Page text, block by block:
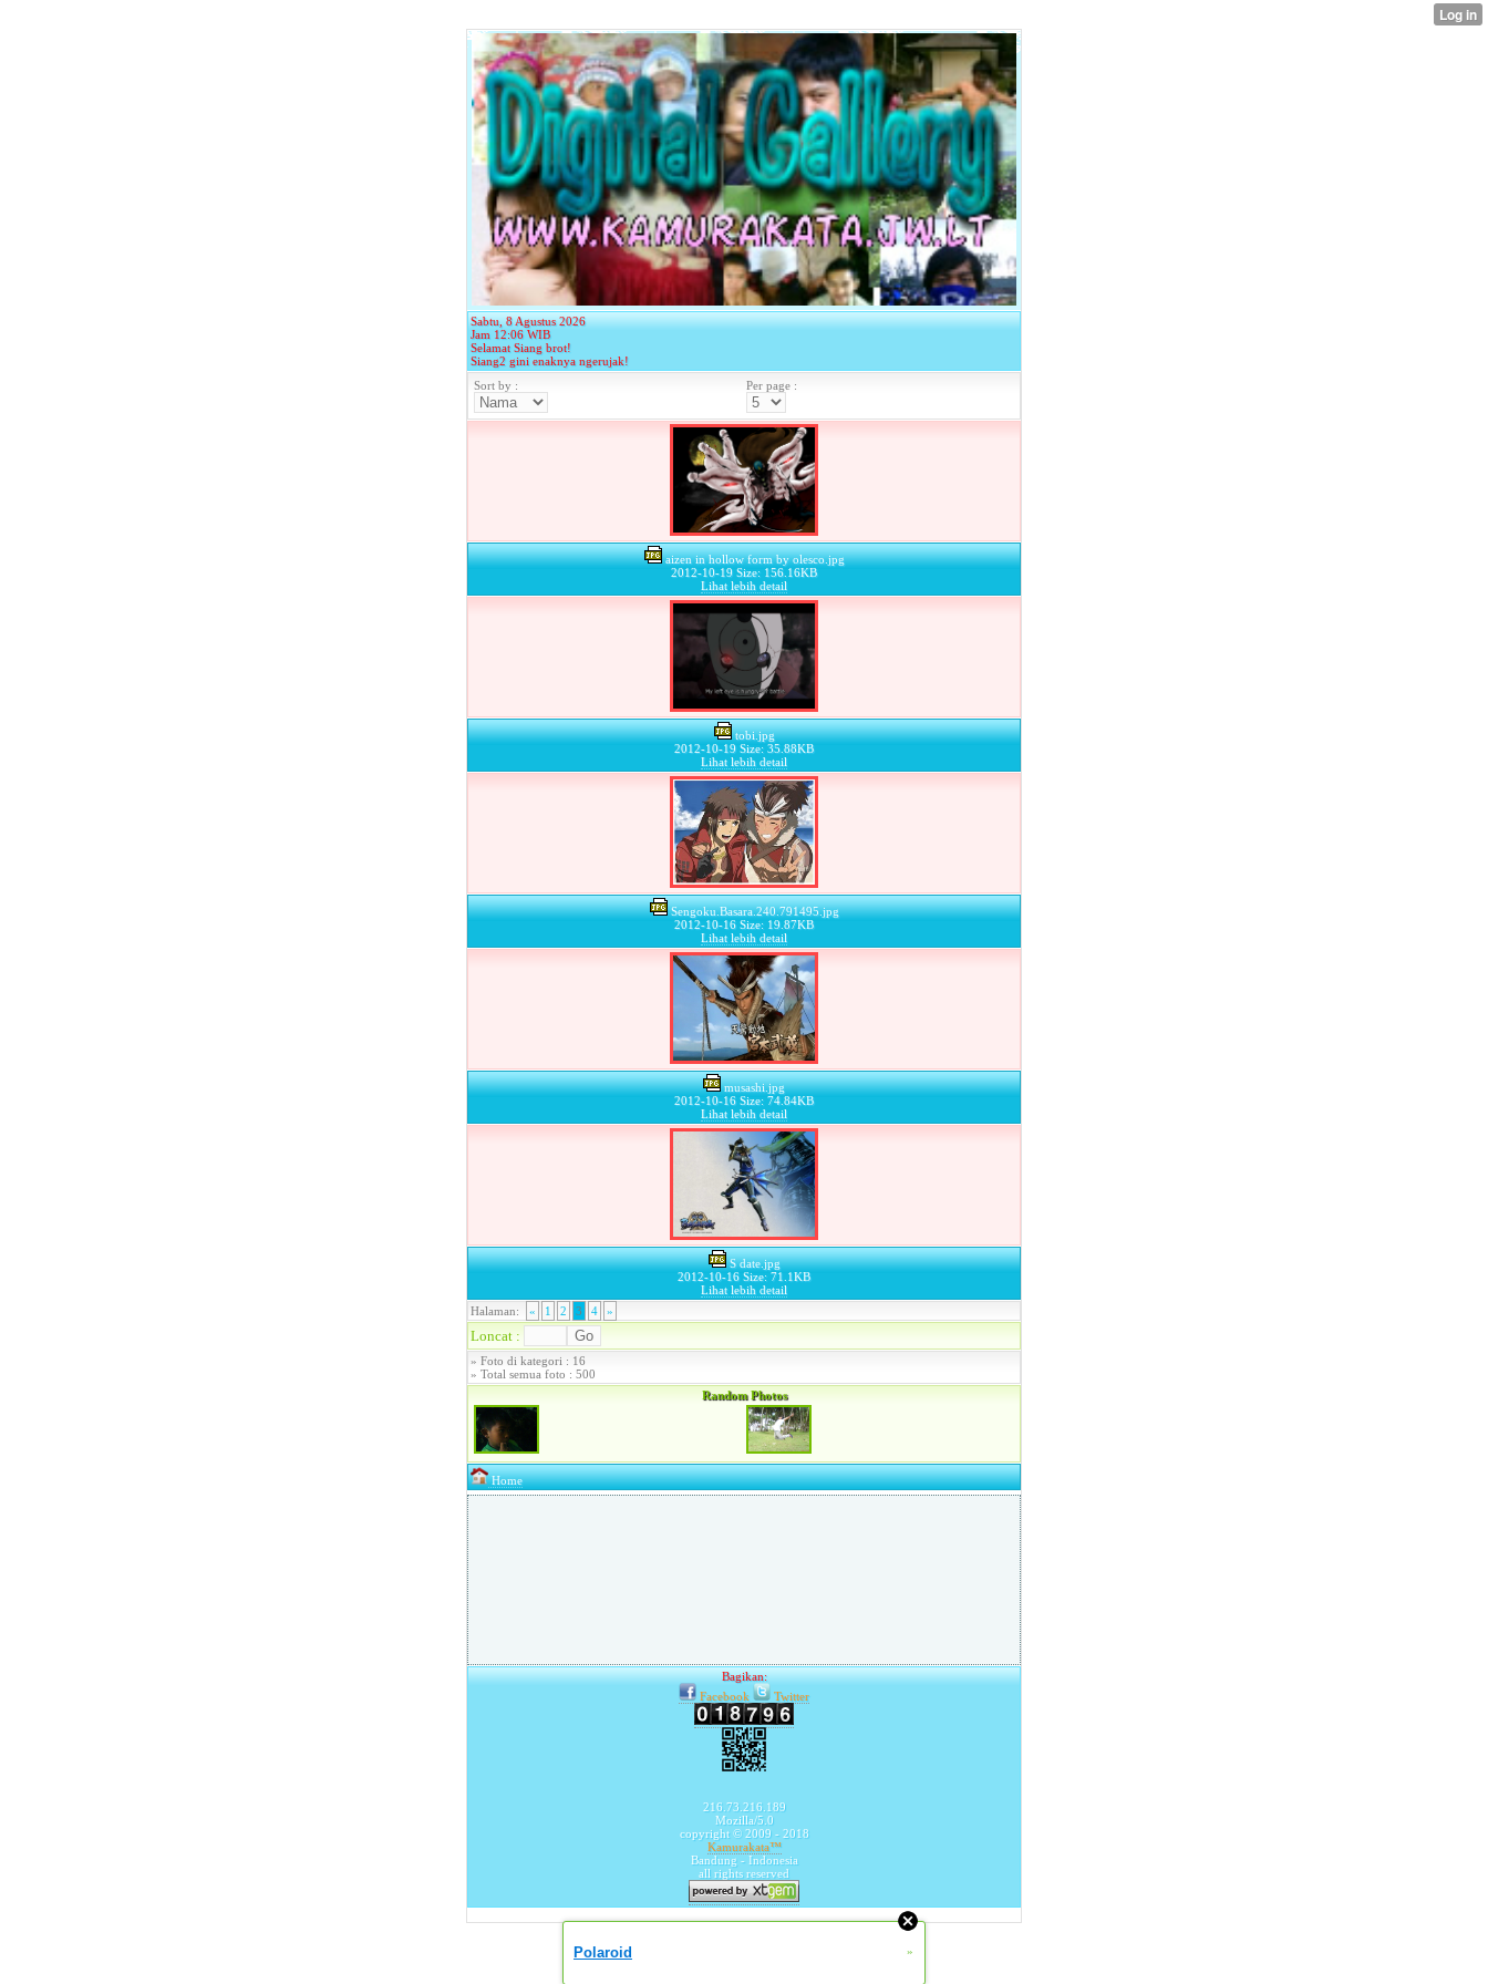
Sabtu, 8 Agustus 2026
Jam 12:06 WIB
Selamat Siang brot!
Siang2 gini enaknya ngerujak!
Sort by :
Per page :
aizen in hollow form by olesco.jpg
2012-10-19 Size: 156.16KB
Lihat lebih detail
tobi.jpg
2012-10-19 Size: 35.88KB
Lihat lebih detail
Sengoku.Basara.240.791495.jpg
2012-10-16 Size: 19.87KB
Lihat lebih detail
musashi.jpg
2012-10-16 Size: 74.84KB
Lihat lebih detail
S date.jpg
2012-10-16 Size: 71.1KB
Lihat lebih detail
«
1 2 3 4 »
Loncat :
» Foto di kategori : 16
» Total semua foto : 500
Random Photos
Home
Bagikan:
Facebook
Twitter
216.73.216.189
Mozilla/5.0
copyright © 2009 - 2018
Kamurakata™
Bandung - Indonesia
all rights reserved
Polaroid »